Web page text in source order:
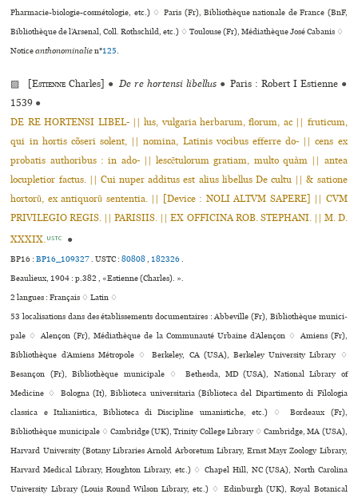
Pharmacie-bio­lo­gie-cos­mé­to­lo­gie, etc.) ♢ Paris (Fr), Bibliothèque nationale de France (BnF,
Bibliothèque de l’Arsenal, Coll. Rothschild, etc.) ♢ Toulouse (Fr), Médiathèque José Cabanis ♢
Noticeanthonominalien°125.
▨ [Estienne Charles] ● De re hortensi libellus ● Paris : Robert I Estienne ●
1539 ●
DE RE HORTENSI LIBEL- || lus, vulgaria herbarum, florum, ac || fruticum,
qui in hortis cõseri solent, || nomina, Latinis vocibus efferre do- || cens ex
probatis authoribus : in ado- || lescẽtulorum gratiam, multo quàm || antea
locupletior factus. || Cui nuper additus est alius libellus De cultu || & satione
hortorũ, ex antiquorũ sententia. || [Device : NOLI ALTVM SAPERE] || CVM
PRIVILEGIO REGIS. || PARISIIS. || EX OFFICINA ROB. STEPHANI. || M. D.
XXXIX. USTC ●
BP16 :BP16_109327.USTC :80808, 182326.
Beaulieux, 1904 : p.382 , «Estienne (Charles). ».
2 langues :Français ♢Latin ♢
53 localisations dans des établissements documentaires : Abbeville (Fr), Bibliothèque muni­ci­
pale ♢ Alençon (Fr), Médiathèque de la Communauté Urbaine d’Alençon ♢ Amiens (Fr),
Bibliothèque d’Amiens Métropole ♢ Berkeley, CA (USA), Berkeley University Library ♢
Besançon (Fr), Bibliothèque muni­ci­pale ♢ Bethesda, MD (USA), National Library of
Medicine ♢ Bologna (It), Biblioteca uni­ver­si­ta­ria (Biblioteca del Dipartimento di Filologia
classica e Italianistica, Biblioteca di Discipline umanistiche, etc.) ♢ Bordeaux (Fr),
Bibliothèque muni­ci­pale ♢ Cambridge (UK), Trinity College Library ♢ Cambridge, MA (USA),
Harvard University (Botany Libraries Arnold Arboretum Library, Ernst Mayr Zoology Library,
Harvard Medical Library, Houghton Library, etc.) ♢ Chapel Hill, NC (USA), North Carolina
University Library (Louis Round Wilson Library, etc.) ♢ Edinburgh (UK), Royal Botanical